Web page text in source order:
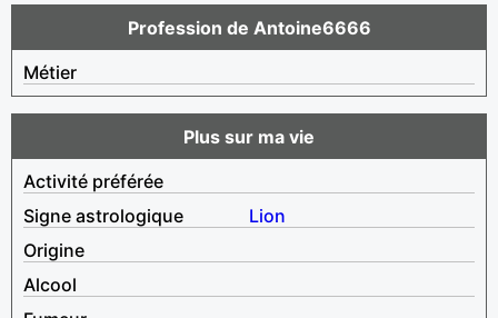
Profession de Antoine6666
Métier
Plus sur ma vie
Activité préférée
Signe astrologique
Lion
Origine
Alcool